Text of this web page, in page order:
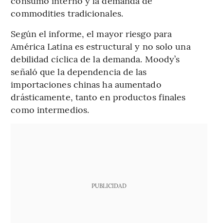
commodities tradicionales.
Según el informe, el mayor riesgo para
América Latina es estructural y no solo una
debilidad cíclica de la demanda. Moody’s
señaló que la dependencia de las
importaciones chinas ha aumentado
drásticamente, tanto en productos finales
como intermedios.
PUBLICIDAD